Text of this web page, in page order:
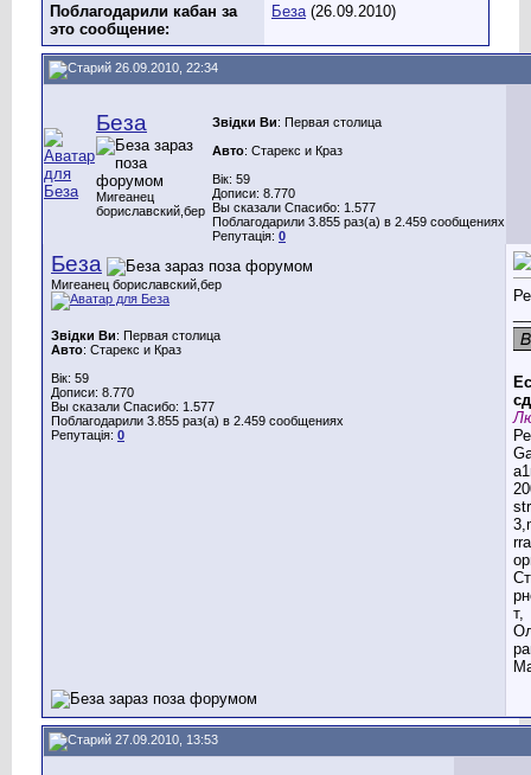
Поблагодарили кабан за
это сообщение:
Беза (26.09.2010)
26.09.2010, 22:34
Беза
Мигеанец
бориславский,бер
Звідки Ви: Первая столица
Авто: Старекс и Краз
Вік: 59
Дописи: 8.770
Вы сказали Спасибо: 1.577
Поблагодарили 3.855 раз(а) в 2.459 сообщениях
Репутація: 0
Беза
Мигеанец бориславский,бер
Звідки Ви: Первая столица
Авто: Старекс и Краз
Вік: 59
Дописи: 8.770
Вы сказали Спасибо: 1.577
Поблагодарили 3.855 раз(а) в 2.459 сообщениях
Репутація: 0
т,
27.09.2010, 13:53